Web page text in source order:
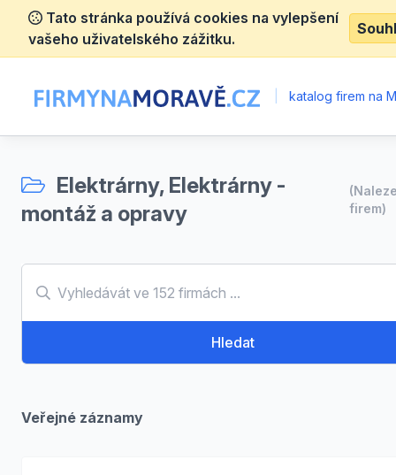
Tato stránka používá cookies na vylepšení
vašeho uživatelského zážitku.
katalog firem na
Elektrárny, Elektrárny -
montáž a opravy
firem)
Hledat
Veřejné záznamy